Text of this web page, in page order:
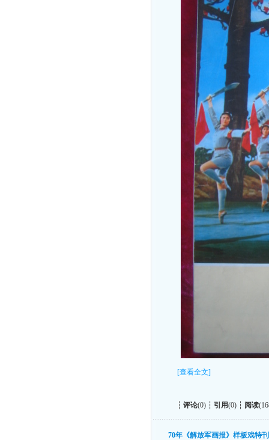
[查看全文]
┆ 评论(0) ┆ 引用(0) ┆ 阅读
70年《解放军画报》样板戏特刊